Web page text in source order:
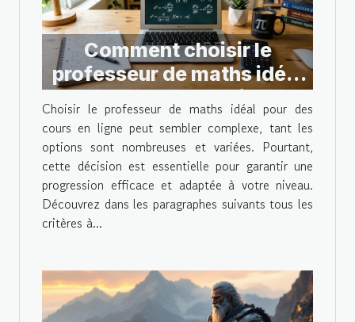
Comment choisir le
professeur de maths idéal
pour des cours en ligne ?
Choisir le professeur de maths idéal pour des
cours en ligne peut sembler complexe, tant les
options sont nombreuses et variées. Pourtant,
cette décision est essentielle pour garantir une
progression efficace et adaptée à votre niveau.
Découvrez dans les paragraphes suivants tous les
critères à...